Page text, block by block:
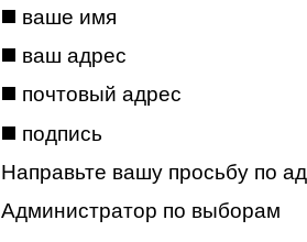
ваше имя
ваш адрес
почтовый адрес
подпись
Направьте вашу просьбу по
Администратор по выборам